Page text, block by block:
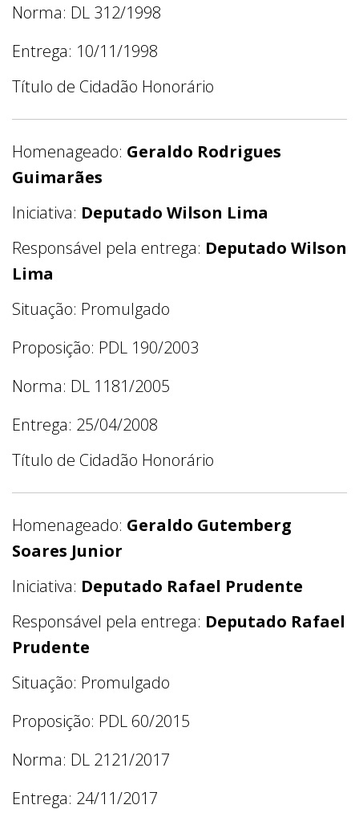
Norma: DL 312/1998
Entrega: 10/11/1998
Título de Cidadão Honorário
Homenageado: Geraldo Rodrigues
Guimarães
Iniciativa: Deputado Wilson Lima
Responsável pela entrega: Deputado Wilson
Lima
Situação: Promulgado
Proposição: PDL 190/2003
Norma: DL 1181/2005
Entrega: 25/04/2008
Título de Cidadão Honorário
Homenageado: Geraldo Gutemberg
Soares Junior
Iniciativa: Deputado Rafael Prudente
Responsável pela entrega: Deputado Rafael
Prudente
Situação: Promulgado
Proposição: PDL 60/2015
Norma: DL 2121/2017
Entrega: 24/11/2017